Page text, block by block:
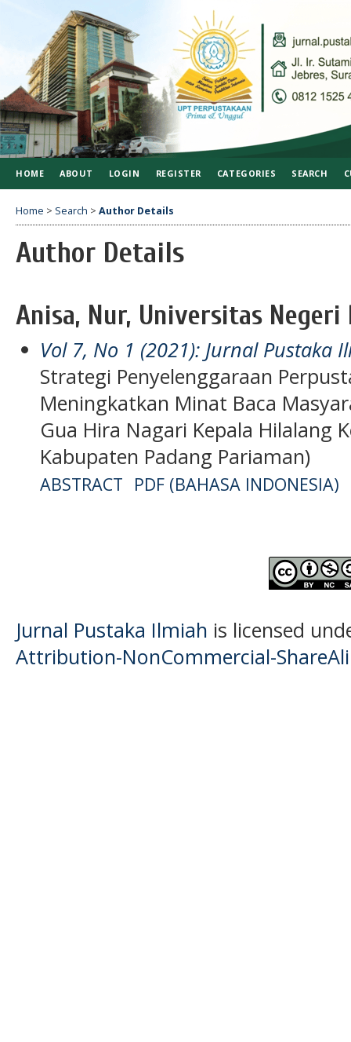
HOME ABOUT LOGIN REGISTER CATEGORIES SEARCH
Home > Search > Author Details
Author Details
Anisa, Nur, Universitas Negeri
Vol 7, No 1 (2021): Jurnal Pustaka
Strategi Penyelenggaraan
Meningkatkan Minat Baca
Gua Hira Nagari Kepala Hilalang
Kabupaten Padang Pariaman)
ABSTRACT PDF (BAHASA INDONESIA)
Jurnal Pustaka Ilmiah is licensed
Attribution-NonCommercial-